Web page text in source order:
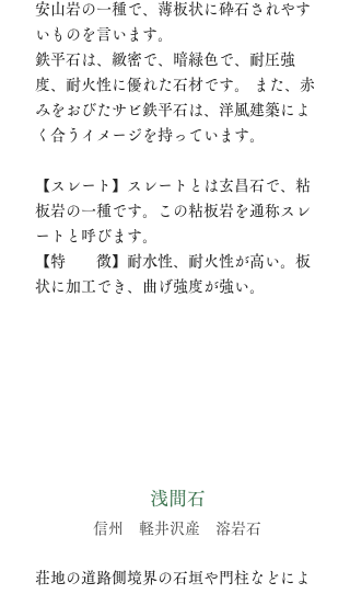
安山岩の一種で、薄板状に砕石されやす
いものを言います。
鉄平石は、緻密で、暗緑色で、耐圧強
度、耐火性に優れた石材です。 また、赤
みをおびたサビ鉄平石は、洋風建築によ
く合うイメージを持っています。
【スレート】スレートとは玄昌石で、粘
板岩の一種です。この粘板岩を通称スレ
ートと呼びます。
【特 徴】耐水性、耐火性が高い。板
状に加工でき、曲げ強度が強い。
信州 軽井沢産 溶岩石
荘地の道路側境界の石垣や門柱などによ
浅間石